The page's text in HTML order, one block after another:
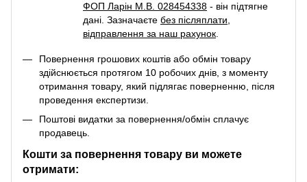
ФОП Ларін М.В. 028454338 - він підтягне
дані. Зазначаєте без післяплати,
відправлення за наш рахунок.
Повернення грошових коштів або обмін товару
здійснюється протягом 10 робочих днів, з моменту
отримання товару, який підлягає поверненню, після
проведення експертизи.
Поштові видатки за повернення/обмін сплачує
продавець.
Кошти за повернення товару ви можете
отримати: